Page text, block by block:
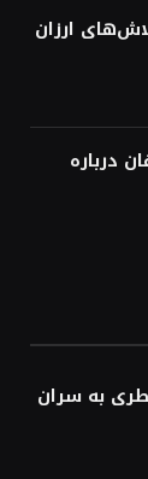
ارزان
درباره
به سران